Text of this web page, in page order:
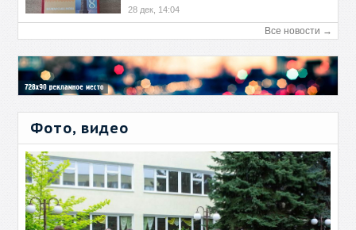
28 дек, 14:04
Все новости →
Фото, видео